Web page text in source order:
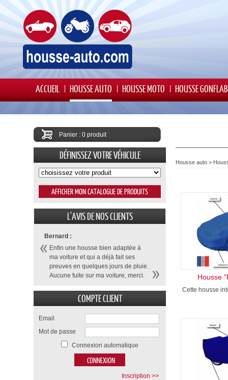
ACCUEIL HOUSSE AUTO HOUSSE MOTO HOUSSE
Housse auto >
Housse
Cette housse
Panier : 0 produit
DÉFINISSEZ VOTRE VÉHICULE
L'AVIS DE NOS CLIENTS
Bernard :
Enfin une housse bien adaptée à
ma voiture et qui a déjà fait ses
preuves en quelques jours de pluie.
Aucune fuite sur ma voiture, merci.
COMPTE CLIENT
Email
Mot de passe
Connexion automatique
Inscription >>